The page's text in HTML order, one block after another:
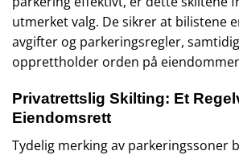
utmerket valg. De sikrer at bilistene
avgifter og parkeringsregler,
opprettholder orden på
Privatrettslig Skilting: Et
Eiendomsrett
Tydelig merking av parkeringssoner